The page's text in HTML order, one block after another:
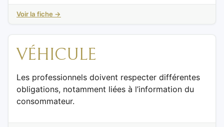
Voir la fiche →
VÉHICULE
Les professionnels doivent respecter différentes
obligations, notamment liées à l’information du
consommateur.